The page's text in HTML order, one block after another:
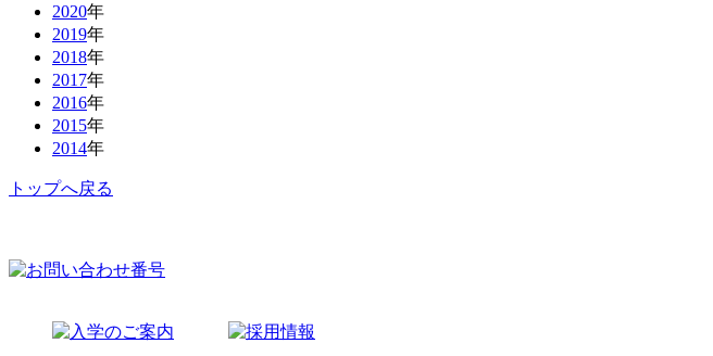
2020年
2019年
2018年
2017年
2016年
2015年
2014年
トップへ戻る